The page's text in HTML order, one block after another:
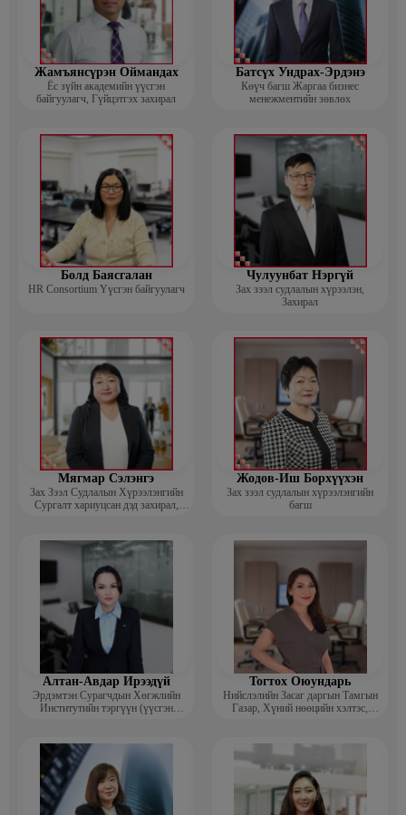
Жамъянсүрэн Оймандах
Ёс зүйн академийн үүсгэн
байгуулагч, Гүйцэтгэх захирал
Батсүх Ундрах-Эрдэнэ
Көүч багш Жаргаа бизнес
менежментийн зөвлөх
Болд Баясгалан
HR Consortium Үүсгэн байгуулагч
Чулуунбат Нэргүй
Зах зээл судлалын хүрээлэн,
Захирал
Мягмар Сэлэнгэ
Зах Зээл Судлалын Хүрээлэнгийн
Сургалт хариуцсан дэд захирал,
Жодов-Иш Борхүүхэн
Зах зээл судлалын хүрээлэнгийн
багш
Алтан-Авдар Ирээдүй
Эрдэмтэн Сурагчдын Хөгжлийн
Институтийн тэргүүн (үүсгэн
Тогтох Оюундарь
Нийслэлийн Засаг даргын Тамгын
Газар, Хүний нөөцийн хэлтэс,